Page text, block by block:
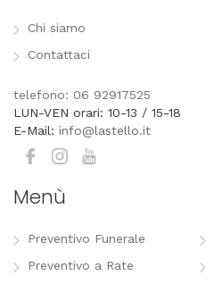
Chi siamo
Contattaci
telefono: 06 92917525
LUN-VEN orari: 10-13 / 15-18
E-Mail: info@lastello.it
Menù
Preventivo Funerale
Preventivo a Rate